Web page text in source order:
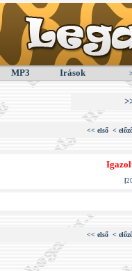
MP3 Irások
<< első <
[
<< első <